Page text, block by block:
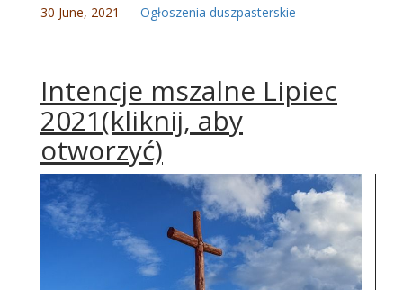
30 June, 2021 — Ogłoszenia duszpasterskie
Intencje mszalne Lipiec
2021(kliknij, aby
otworzyć)